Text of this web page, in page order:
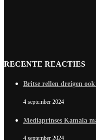
RECENTE REACTIES
Britse rellen dreigen
4 september 2024
Mediaprinses Kamala
4 september 2024